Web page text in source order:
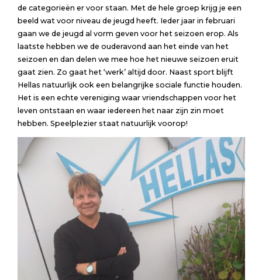
de categorieën er voor staan. Met de hele groep krijg je een
beeld wat voor niveau de jeugd heeft. Ieder jaar in februari
gaan we de jeugd al vorm geven voor het seizoen erop. Als
laatste hebben we de ouderavond aan het einde van het
seizoen en dan delen we mee hoe het nieuwe seizoen eruit
gaat zien. Zo gaat het ‘werk’ altijd door. Naast sport blijft
Hellas natuurlijk ook een belangrijke sociale functie houden.
Het is een echte vereniging waar vriendschappen voor het
leven ontstaan en waar iedereen het naar zijn zin moet
hebben. Speelplezier staat natuurlijk voorop!